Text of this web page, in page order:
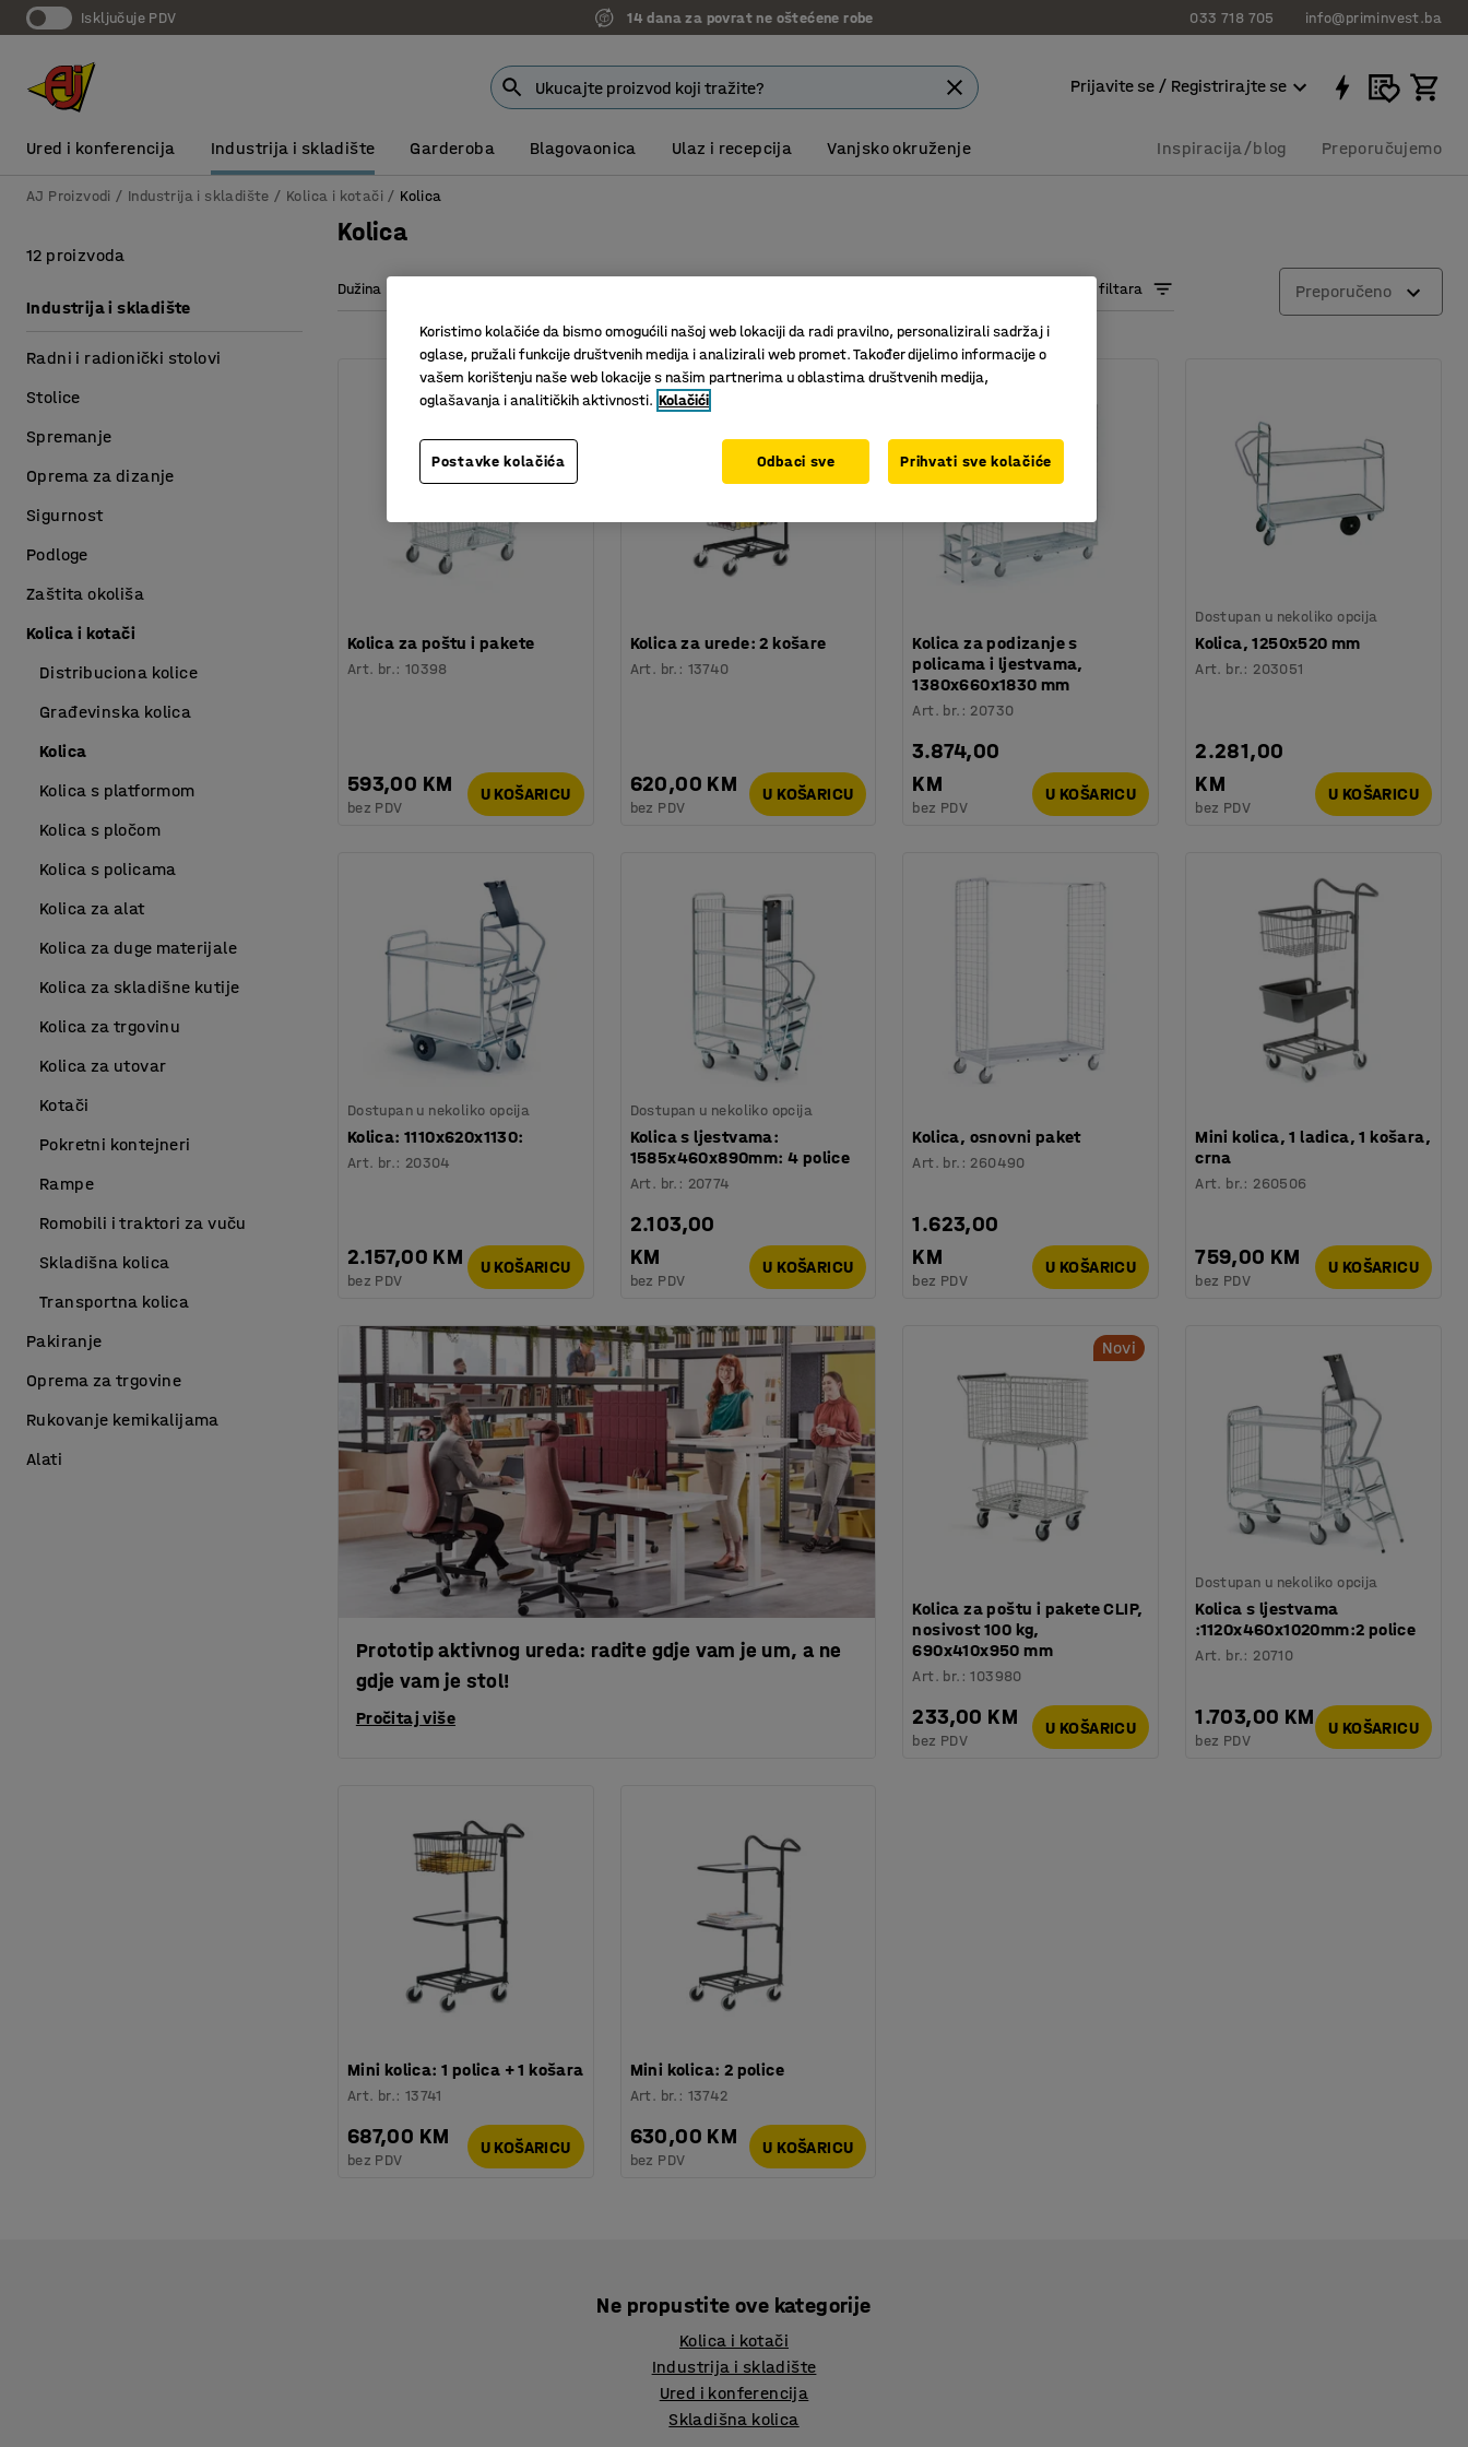
Isključuje PDV 14 dana za povrat ne oštećene robe 033 718 705 info@priminvest.ba
Prijavite se / Registrirajte se
Ured i konferencija Industrija i skladište Garderoba Blagovaonica Ulaz i recepcija Vanjsko okruženje Inspiracija/blog Preporučujemo
AJ Proizvodi Industrija i skladište Kolica i kotači Kolica
Kolica
Dužina Prikaži više filtara Preporučeno
Kolica za poštu i pakete
Art. br.: 10398
593,00 KM
bez PDV
U KOŠARICU
Kolica za urede: 2 košare
Art. br. : 13740
620,00 KM
bez PDV
U KOŠARICU
Kolica za podizanje s
policama i ljestvama,
1380x660x1830 mm
Art. br. : 20730
3.874,00
KM
bez PDV
U KOŠARICU
Dostupan u nekoliko opcija
Kolica, 1250x520 mm
Art. br.: 203051
2.281,00
KM
bez PDV
U KOŠARICU
Dostupan u nekoliko opcija
Kolica: 1110x620x1130:
Art. br.: 20304
2.157,00 KM
bez PDV
U KOŠARICU
Dostupan u nekoliko opcija
Kolica s ljestvama:
1585x460x890mm: 4 police
Art. br. : 20774
2.103,00
KM
bez PDV
U KOŠARICU
Kolica, osnovni paket
Art. br. : 260490
1.623,00
KM
bez PDV
U KOŠARICU
Mini kolica, 1 ladica, 1 košara,
crna
Art. br.: 260506
759,00 KM
bez PDV
U KOŠARICU
Prototip aktivnog ureda: radite gdje vam je um, a ne
gdje vam je stol!
Pročitaj više
Novi
Kolica za poštu i pakete CLIP,
nosivost 100 kg,
690x410x950 mm
Art. br. :103980
233,00 KM
bez PDV
U KOŠARICU
Dostupan u nekoliko opcija
Kolica s ljestvama
:1120x460x1020mm:2 police
Art. br.: 20710
1.703,00 KM
bez PDV
U KOŠARICU
Mini kolica: 1 polica + 1 košara
Art. br.: 13741
687,00 KM
bez PDV
U KOŠARICU
Mini kolica: 2 police
Art. br. : 13742
630,00 KM
bez PDV
U KOŠARICU
12 proizvoda
Industrija i skladište
Radni i radionički stolovi
Stolice
Spremanje
Oprema za dizanje
Sigurnost
Podloge
Zaštita okoliša
Kolica i kotači
Distribuciona kolice
Građevinska kolica
Kolica
Kolica s platformom
Kolica s pločom
Kolica s policama
Kolica za alat
Kolica za duge materijale
Kolica za skladišne kutije
Kolica za trgovinu
Kolica za utovar
Kotači
Pokretni kontejneri
Rampe
Romobili i traktori za vuču
Skladišna kolica
Transportna kolica
Pakiranje
Oprema za trgovine
Rukovanje kemikalijama
Alati
Ne propustite ove kategorije
Kolica i kotači
Industrija i skladište
Ured i konferencija
Skladišna kolica
Koristimo kolačiće da bismo omogućili našoj web lokaciji da radi pravilno, personalizirali sadržaj i
oglase, pružali funkcije društvenih medija i analizirali web promet. Također dijelimo informacije o
vašem korištenju naše web lokacije s našim partnerima u oblastima društvenih medija,
oglašavanja i analitičkih aktivnosti. Kolačići
Postavke kolačića Odbaci sve Prihvati sve kolačiće